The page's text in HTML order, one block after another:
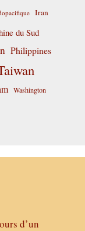
Iran
du Sud
Philippines
Washington
d’un